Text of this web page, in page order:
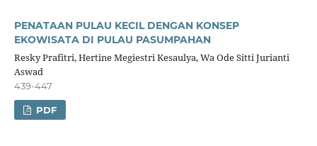
PENATAAN PULAU KECIL DENGAN KONSEP
EKOWISATA DI PULAU PASUMPAHAN
Resky Prafitri, Hertine Megiestri Kesaulya, Wa Ode Sitti Jurianti
Aswad
439-447
PDF